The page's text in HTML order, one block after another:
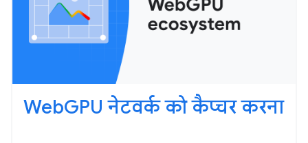
WebGPU नेटवर्क को कैप्चर करना